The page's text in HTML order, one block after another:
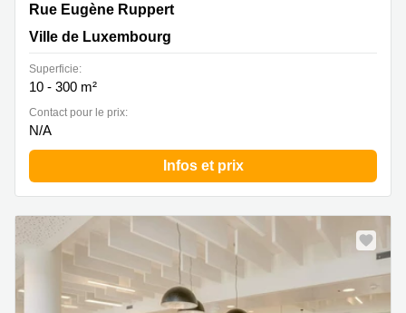
Rue Eugène Ruppert 18-20, Ville de Luxembourg
Rue Eugène Ruppert
Ville de Luxembourg
Superficie:
10 - 300 m²
Contact pour le prix:
N/A
Infos et prix